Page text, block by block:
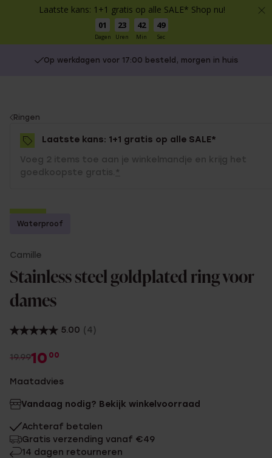
Laatste kans: 1+1 gratis op alle SALE* Shop nu!
01
Dagen
23
Uren
42
Min
49
Sec
Op werkdagen voor 17:00 besteld, morgen in huis
You
are
here:
Ringen
Laatste kans: 1+1 gratis op alle SALE*
Voeg 2 items toe aan je winkelmandje en krijg het
goedkoopste gratis. *
-50%
Waterproof
Camille
Stainless steel goldplated ring voor
dames
5.00 (4)
19.9910 00
Maatadvies
Vandaag nodig? Bekijk winkelvoorraad
Achteraf betalen
Gratis verzending vanaf €49
14 dagen retourneren